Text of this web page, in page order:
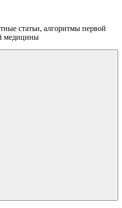
статьи, алгоритмы первой
медицины